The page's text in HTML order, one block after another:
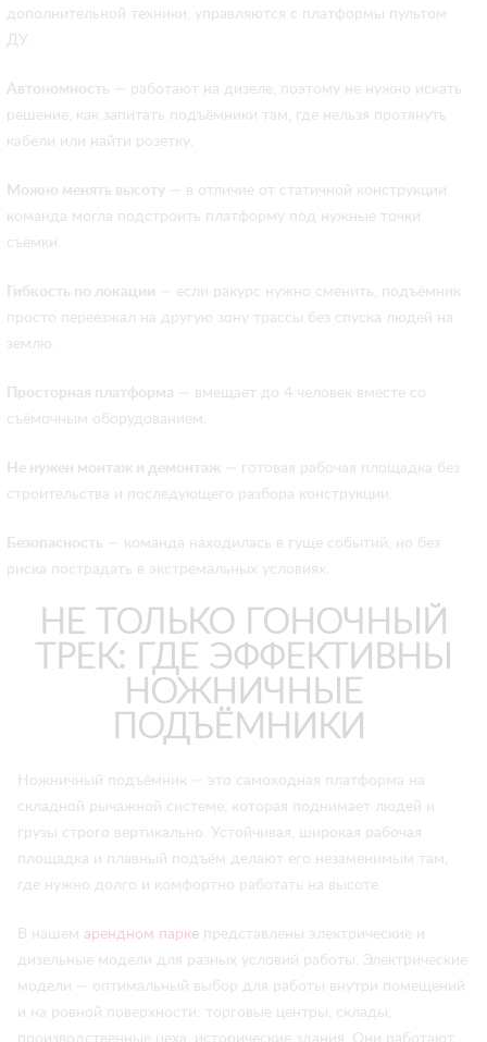
дополнительной техники, управляются с платформы пультом
ДУ.
Автономность — работают на дизеле, поэтому не нужно искать
решение, как запитать подъёмники там, где нельзя протянуть
кабели или найти розетку.
Можно менять высоту — в отличие от статичной конструкции
команда могла подстроить платформу под нужные точки
съёмки.
Гибкость по локации — если ракурс нужно сменить, подъёмник
просто переезжал на другую зону трассы без спуска людей на
землю.
Просторная платформа — вмещает до 4 человек вместе со
съёмочным оборудованием.
Не нужен монтаж и демонтаж — готовая рабочая площадка без
строительства и последующего разбора конструкции.
Безопасность — команда находилась в гуще событий, но без
риска пострадать в экстремальных условиях.
НЕ ТОЛЬКО ГОНОЧНЫЙ
ТРЕК: ГДЕ ЭФФЕКТИВНЫ
НОЖНИЧНЫЕ
ПОДЪЁМНИКИ
Ножничный подъёмник — это самоходная платформа на
складной рычажной системе, которая поднимает людей и
грузы строго вертикально. Устойчивая, широкая рабочая
площадка и плавный подъём делают его незаменимым там,
где нужно долго и комфортно работать на высоте.
В нашем арендном парке представлены электрические и
дизельные модели для разных условий работы. Электрические
модели — оптимальный выбор для работы внутри помещений
и на ровной поверхности: торговые центры, склады,
производственные цеха, исторические здания. Они работают